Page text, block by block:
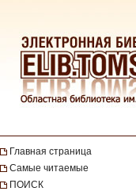
Главная страница
Самые читаемые
ПОИСК